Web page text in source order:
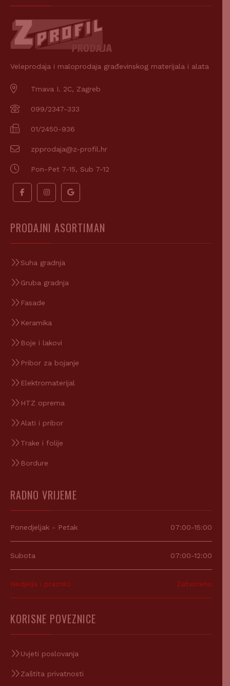
Veleprodaja i maloprodaja građevinskog materijala i alata
Trnava I. 2C, Zagreb
099/2347-333
01/2450-936
zpprodaja@z-profil.hr
Pon-Pet 7-15, Sub 7-12
PRODAJNI ASORTIMAN
Suha gradnja
Gruba gradnja
Fasade
Keramika
Boje i lakovi
Pribor za bojanje
Elektromaterijal
HTZ oprema
Alati i pribor
Trake i folije
Bordure
RADNO VRIJEME
Ponedjeljak - Petak 07:00-15:00
Subota 07:00-12:00
Nedjelja i praznici Zatvoreno
KORISNE POVEZNICE
Uvjeti poslovanja
Zaštita privatnosti